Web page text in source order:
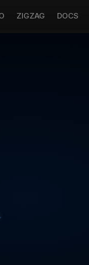
ZIGZAG DOCS